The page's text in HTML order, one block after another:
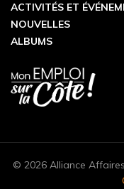
ACTIVITÉS ET
NOUVELLES
ALBUMS
© 2026 Alliance